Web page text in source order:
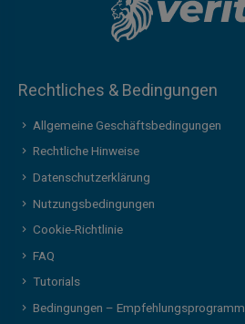
Rechtliches & Bedingungen
Allgemeine Geschäftsbedingungen
Rechtliche Hinweise
Datenschutzerklärung
Nutzungsbedingungen
Cookie-Richtlinie
FAQ
Tutorials
Bedingungen – Empfehlungsprogramm